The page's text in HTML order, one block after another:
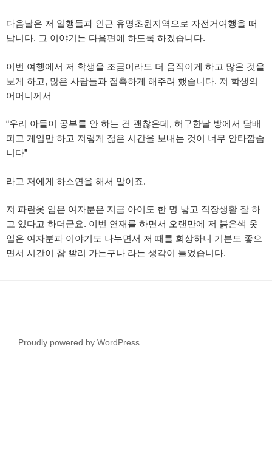
다음날은 저 일행들과 인근 유명초원지역으로 자전거여행을 떠
납니다. 그 이야기는 다음편에 하도록 하겠습니다.
이번 여행에서 저 학생을 조금이라도 더 움직이게 하고 많은 것을
보게 하고, 많은 사람들과 접촉하게 해주려 했습니다. 저 학생의
어머니께서
“우리 아들이 공부를 안 하는 건 괜찮은데, 허구한날 방에서 담배
피고 게임만 하고 저렇게 젊은 시간을 보내는 것이 너무 안타깝습
니다”
라고 저에게 하소연을 해서 말이죠.
저 파란옷 입은 여자분은 지금 아이도 한 명 낳고 직장생활 잘 하
고 있다고 하더군요. 이번 연재를 하면서 오랜만에 저 붉은색 옷
입은 여자분과 이야기도 나누면서 저 때를 회상하니 기분도 좋으
면서 시간이 참 빨리 가는구나 라는 생각이 들었습니다.
Proudly powered by WordPress